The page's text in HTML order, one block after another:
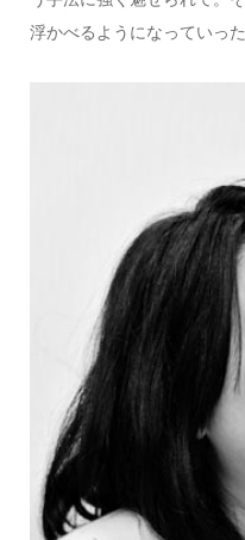
浮かべるようになっていった